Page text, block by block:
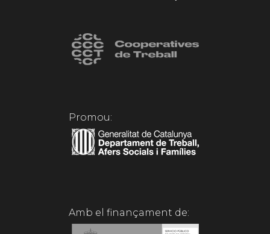
Promou:
Amb el finançament de: